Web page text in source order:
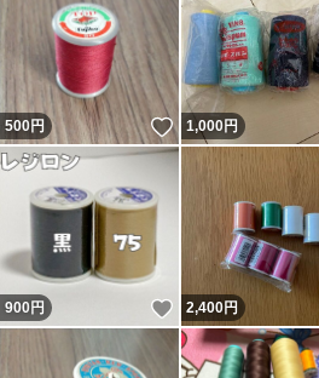
500円 いいね！
1,000円
900円 いいね！
2,400円